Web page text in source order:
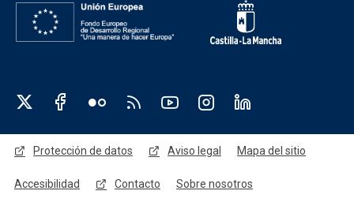
Redes sociales JCCM
Menú legal
Protección de datos Aviso legal Mapa del sitio
Accesibilidad Contacto Sobre nosotros